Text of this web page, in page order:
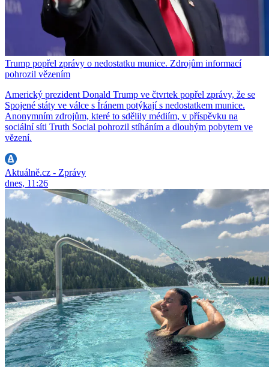
Trump popřel zprávy o nedostatku munice. Zdrojům informací
pohrozil vězením
Americký prezident Donald Trump ve čtvrtek popřel zprávy, že se
Spojené státy ve válce s Íránem potýkají s nedostatkem munice.
Anonymním zdrojům, které to sdělily médiím, v příspěvku na
sociální síti Truth Social pohrozil stíháním a dlouhým pobytem ve
vězení.
Aktuálně.cz - Zprávy
dnes, 11:26